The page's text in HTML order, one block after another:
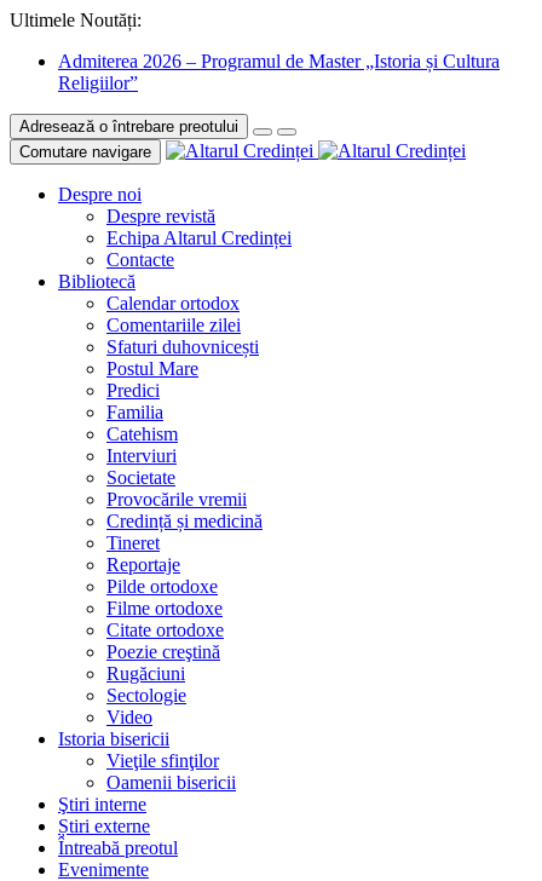
Ultimele Noutăți:
Admiterea 2026 – Programul de Master „Istoria și Cultura
Religiilor”
Adresează o întrebare preotului
Comutare navigare
Despre noi
Despre revistă
Echipa Altarul Credinței
Contacte
Bibliotecă
Calendar ortodox
Comentariile zilei
Sfaturi duhovnicești
Postul Mare
Predici
Familia
Catehism
Interviuri
Societate
Provocările vremii
Credință și medicină
Tineret
Reportaje
Pilde ortodoxe
Filme ortodoxe
Citate ortodoxe
Poezie creştină
Rugăciuni
Sectologie
Video
Istoria bisericii
Vieţile sfinţilor
Oamenii bisericii
Ştiri interne
Știri externe
Întreabă preotul
Evenimente